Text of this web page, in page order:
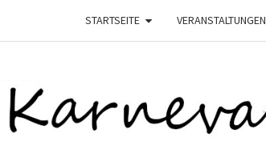
STARTSEITE VERANSTALTUNGEN